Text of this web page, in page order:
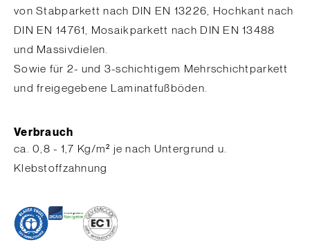
von Stabparkett nach DIN EN 13226, Hochkant nach
DIN EN 14761, Mosaikparkett nach DIN EN 13488
und Massivdielen.
Sowie für 2- und 3-schichtigem Mehrschichtparkett
und freigegebene Laminatfußböden.
Verbrauch
ca. 0,8 - 1,7 Kg/m² je nach Untergrund u.
Klebstoffzahnung